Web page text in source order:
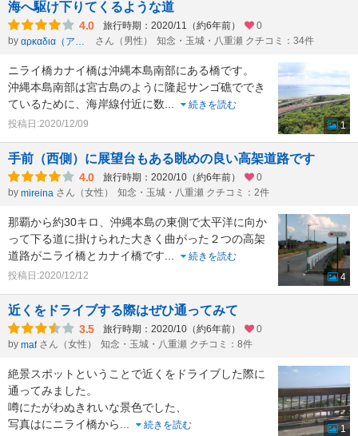
海へ駆け下りてくるような道
4.0 旅行時期：2020/11（約6年前）
0
by
αρκαδια（アルカディア） さん（男性） 知念・玉城・八重瀬 クチコミ：34件
ニライ橋カナイ橋は沖縄本島南部にある橋です。
沖縄本島南部は宮古島のように隆起サンゴ礁ででき
ているために、海岸線付近に数
続きを読む
投稿日:2020/12/09
1
手前（西側）に展望台もある眺めの良い高架道路です
4.0 旅行時期：2020/10（約6年前）
0
by mireina さん（女性） 知念・玉城・八重瀬 クチコミ：2件
那覇から約30キロ、沖縄本島の東側で太平洋に向か
って下る道に掛けられた大きく曲がった２つの高架
道路がニライ橋とカナイ橋です
続きを読む
投稿日:2020/12/12
4
近くをドライブする際はぜひ通ってみて
3.5 旅行時期：2020/10（約6年前）
0
by maf さん（女性） 知念・玉城・八重瀬 クチコミ：8件
絶景スポットということで近くをドライブした際に
通ってみました。
噂にたがわぬきれいな景色でした、
写真はにニライ橋から
続きを読む
1